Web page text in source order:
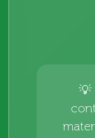
💡